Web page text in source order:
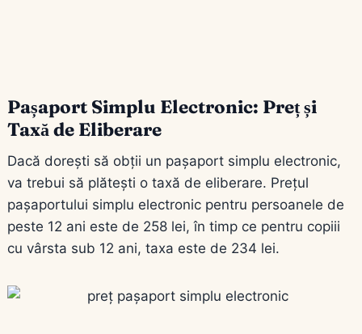
Pașaport Simplu Electronic: Preț și
Taxă de Eliberare
Dacă dorești să obții un pașaport simplu electronic,
va trebui să plătești o taxă de eliberare. Prețul
pașaportului simplu electronic pentru persoanele de
peste 12 ani este de 258 lei, în timp ce pentru copiii
cu vârsta sub 12 ani, taxa este de 234 lei.